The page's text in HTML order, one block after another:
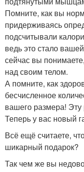
Помните, как вы
придерживаясь
подсчитывали
ведь это стало
сейчас вы
над своим телом.
А помните, как
бесчисленное
вашего размера!
Теперь у вас новый
Всё ещё считаете,
шикарный подарок?
Так чем же вы